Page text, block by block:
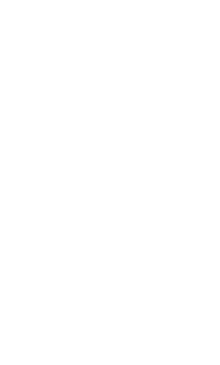
E: Alemanha faz
Costa do Marfim
do Mundo